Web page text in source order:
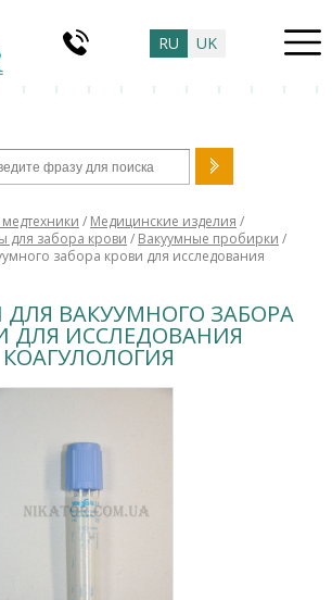
RU UK
Форма поиска
/ Медицинские изделия /
для забора крови / Вакуумные пробирки /
забора крови для исследования
ВАКУУМНОГО ЗАБОРА
ДЛЯ ИССЛЕДОВАНИЯ
КОАГУЛОЛОГИЯ